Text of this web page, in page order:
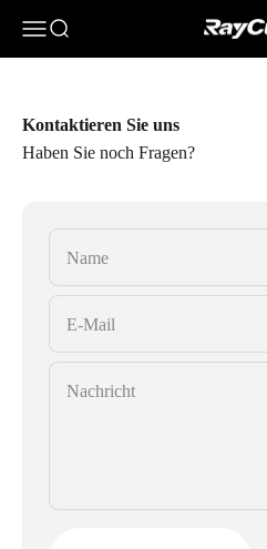
MenüSuche RayCue
Kontaktieren Sie uns
Haben Sie noch Fragen?
Name
E-Mail
Nachricht